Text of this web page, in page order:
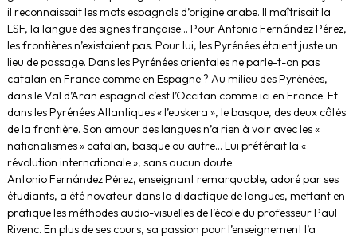
il reconnaissait les mots espagnols d’origine arabe. Il maîtrisait la
LSF, la langue des signes française… Pour Antonio Fernández Pérez,
les frontières n’existaient pas. Pour lui, les Pyrénées étaient juste un
lieu de passage. Dans les Pyrénées orientales ne parle-t-on pas
catalan en France comme en Espagne ? Au milieu des Pyrénées,
dans le Val d’Aran espagnol c’est l’Occitan comme ici en France. Et
dans les Pyrénées Atlantiques « l’euskera », le basque, des deux côtés
de la frontière. Son amour des langues n’a rien à voir avec les «
nationalismes » catalan, basque ou autre… Lui préférait la «
révolution internationale », sans aucun doute.
Antonio Fernández Pérez, enseignant remarquable, adoré par ses
étudiants, a été novateur dans la didactique de langues, mettant en
pratique les méthodes audio-visuelles de l’école du professeur Paul
Rivenc. En plus de ses cours, sa passion pour l’enseignement l’a